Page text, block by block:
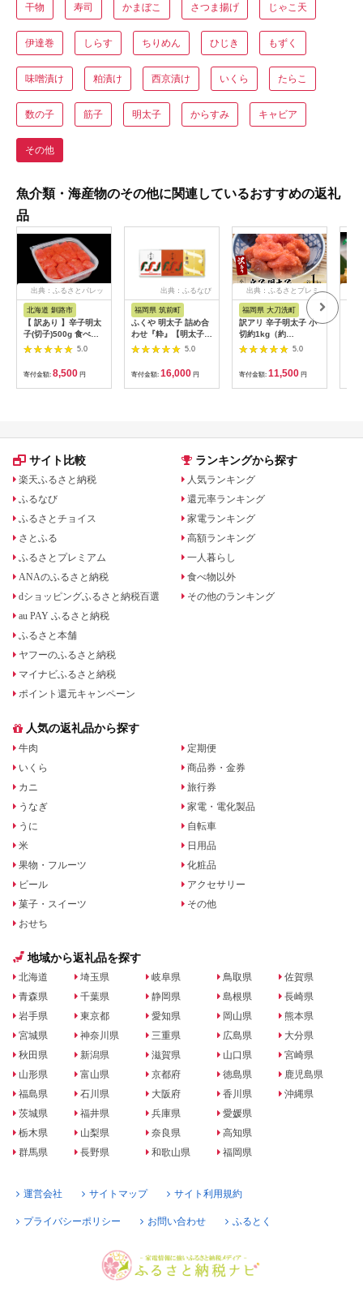
干物 寿司 かまぼこ さつま揚げ じゃこ天
伊達巻 しらす ちりめん ひじき もずく
味噌漬け 粕漬け 西京漬け いくら たらこ
数の子 筋子 明太子 からすみ キャビア
その他
魚介類・海産物のその他に関連しているおすすめの返礼
品
出典：ふるさとパレッ
ト
北海道 釧路市
【 訳あり 】辛子明太
子(切子)500g 食べ比
べ タラコ 明太 たらこ
海鮮 おかず ご飯のお
供 規格外 家庭用 切子
小分け F4F-5546
5.0
寄付金額: 8,500 円
出典：ふるなび
福岡県 筑前町
ふくや 明太子 詰め合
わせ『粋』【明太子
めんたいこ ふくや 魚
介類 家庭用 お取り寄
せグルメ ご飯のお供
お土産 詰合せ 食べ比
べ 福岡県 筑前町
5.0
寄付金額: 16,000 円
出典：ふるさとプレミ
アム
福岡県 大刀洗町
訳アリ 辛子明太子 小
切約1kg（約
100g×10p） 魚卵 つ
まみ 酒のあて 肴 ご飯
のお供 おかず おにぎ
りの具 家庭用 ピリ辛
パスタ うどん ソース
5.0
寄付金額: 11,500 円
数
サイト比較
楽天ふるさと納税
ふるなび
ふるさとチョイス
さとふる
ふるさとプレミアム
ANAのふるさと納税
dショッピングふるさと納税百選
au PAY ふるさと納税
ふるさと本舗
ヤフーのふるさと納税
マイナビふるさと納税
ポイント還元キャンペーン
ランキングから探す
人気ランキング
還元率ランキング
家電ランキング
高額ランキング
一人暮らし
食べ物以外
その他のランキング
人気の返礼品から探す
牛肉
いくら
カニ
うなぎ
うに
米
果物・フルーツ
ビール
菓子・スイーツ
おせち
定期便
商品券・金券
旅行券
家電・電化製品
自転車
日用品
化粧品
アクセサリー
その他
地域から返礼品を探す
北海道
青森県
岩手県
宮城県
秋田県
山形県
福島県
茨城県
栃木県
群馬県
埼玉県
千葉県
東京都
神奈川県
新潟県
富山県
石川県
福井県
山梨県
長野県
岐阜県
静岡県
愛知県
三重県
滋賀県
京都府
大阪府
兵庫県
奈良県
和歌山県
鳥取県
島根県
岡山県
広島県
山口県
徳島県
香川県
愛媛県
高知県
福岡県
佐賀県
長崎県
熊本県
大分県
宮崎県
鹿児島県
沖縄県
運営会社 サイトマップ サイト利用規約
プライバシーポリシー お問い合わせ ふるとく